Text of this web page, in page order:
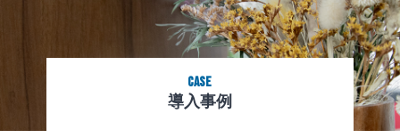
導入事例
Case